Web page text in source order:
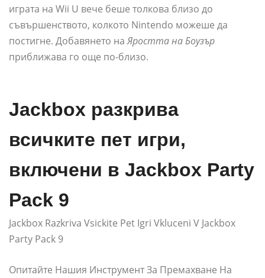
играта на Wii U вече беше толкова близо до
съвършенството, колкото Nintendo можеше да
постигне. Добавянето наЯростта на Боузър
приближава го още по-близо.
Jackbox разкрива
всичките пет игри,
включени в Jackbox Party
Pack 9
Jackbox Razkriva Vsickite Pet Igri Vkluceni V Jackbox
Party Pack 9
Опитайте Нашия Инструмент За Премахване На